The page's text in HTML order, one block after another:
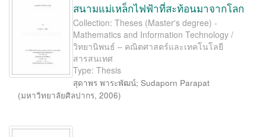
สนามแม่เหล็กไฟฟ้าที่สะท้อนมาจากโลก
Collection: Theses (Master's degree) -
Mathematics and Information Technology /
วิทยานิพนธ์ – คณิตศาสตร์และเทคโนโลยี
สารสนเทศ
Type: Thesis
สุดาพร พาระพัฒน์; Sudaporn Parapat
(มหาวิทยาลัยศิลปากร, 2006)